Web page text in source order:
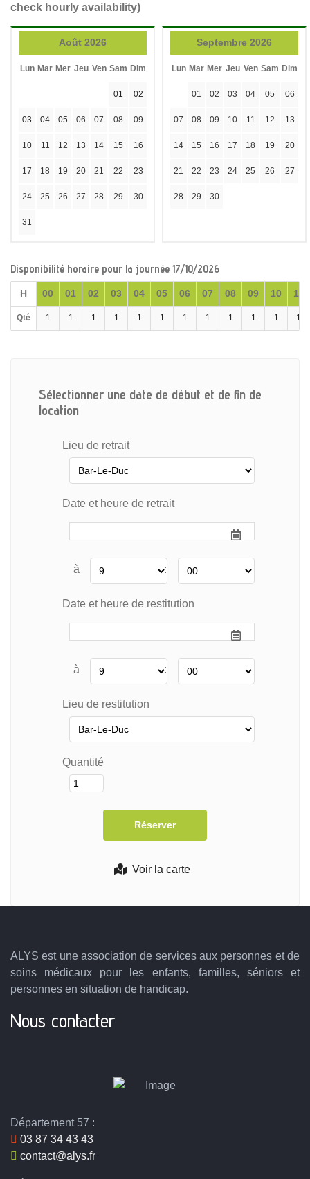
check hourly availability)
Août 2026
Lun Mar Mer Jeu Ven Sam Dim
01 02
03 04 05 06 07 08 09
10 11 12 13 14 15 16
17 18 19 20 21 22 23
24 25 26 27 28 29 30
31
Septembre 2026
Lun Mar Mer Jeu Ven Sam Dim
01 02 03 04 05 06
07 08 09 10 11 12 13
14 15 16 17 18 19 20
21 22 23 24 25 26 27
28 29 30
Disponibilité horaire pour la journée 17/10/2026
H 00 01 02 03 04 05 06 07 08 09 10 11
Qté 1 1 1 1 1 1 1 1 1 1 1 1
Sélectionner une date de début et de fin de
location
Voir la carte
Lieu de retrait
Date et heure de retrait
à :
Date et heure de restitution
à :
Lieu de restitution
Quantité
ALYS est une association de services aux personnes et de
soins médicaux pour les enfants, familles, séniors et
personnes en situation de handicap.
Nous contacter
Département 57 :
03 87 34 43 43
contact@alys.fr